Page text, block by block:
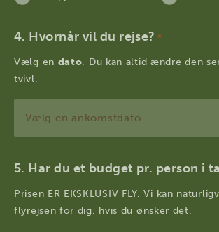
Hvornår vil du rejse? *
Vælg en dato. Du kan altid ændre den
tvivl.
MM
ÅÅÅÅ
Har du et budget pr. person i
Prisen ER EKSKLUSIV FLY. Vi kan
flyrejsen for dig, hvis du ønsker det.